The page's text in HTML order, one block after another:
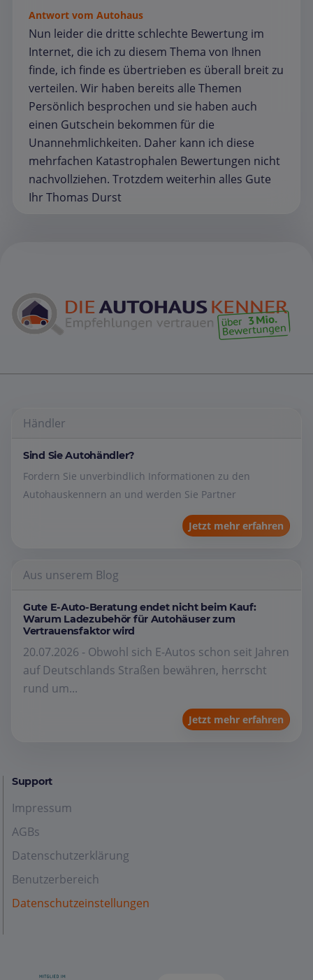
Antwort vom Autohaus
Nun leider die dritte schlechte Bewertung im
Internet, die ich zu diesem Thema von Ihnen
finde, ich finde es übertrieben es überall breit zu
verteilen. Wir haben bereits alle Themen
Persönlich besprochen und sie haben auch
einen Gutschein bekommen für die
Unannehmlichkeiten. Daher kann ich diese
mehrfachen Katastrophalen Bewertungen nicht
nachvollziehen. Trotzdem weiterhin alles Gute
Ihr Thomas Durst
Händler
Sind Sie Autohändler?
Fordern Sie unverbindlich Informationen zu den
Autohauskennern an und werden Sie Partner
Jetzt mehr erfahren
Aus unserem Blog
Gute E-Auto-Beratung endet nicht beim Kauf:
Warum Ladezubehör für Autohäuser zum
Vertrauensfaktor wird
20.07.2026 - Obwohl sich E-Autos schon seit Jahren
auf Deutschlands Straßen bewähren, herrscht
rund um...
Jetzt mehr erfahren
Support
Impressum
AGBs
Datenschutzerklärung
Benutzerbereich
Datenschutzeinstellungen